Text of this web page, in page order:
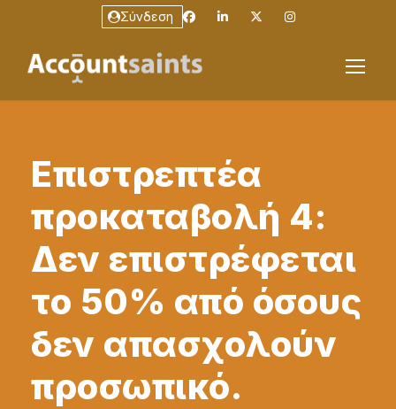
Σύνδεση
Επιστρεπτέα
προκαταβολή 4:
Δεν επιστρέφεται
το 50% από όσους
δεν απασχολούν
προσωπικό.